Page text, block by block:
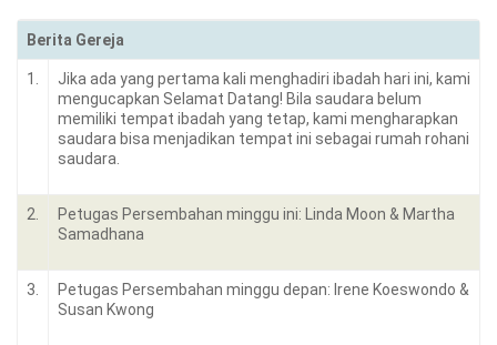
Berita Gereja
1.
Jika ada yang pertama kali menghadiri ibadah hari ini, kami
mengucapkan Selamat Datang! Bila saudara belum
memiliki tempat ibadah yang tetap, kami mengharapkan
saudara bisa menjadikan tempat ini sebagai rumah rohani
saudara.
2.
Petugas Persembahan minggu ini: Linda Moon & Martha
Samadhana
3.
Petugas Persembahan minggu depan: Irene Koeswondo &
Susan Kwong